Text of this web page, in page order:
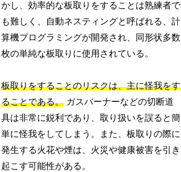
かし、効率的な板取りをすることは熟練者で
も難しく、自動ネスティングと呼ばれる、計
算機プログラミングが開発され、同形状多数
枚の単純な板取りに使用されている。
板取りをすることのリスクは、主に怪我をす
ることである。 ガスバーナーなどの切断道
具は非常に鋭利であり、取り扱いを誤ると簡
単に怪我をしてしまう。また、板取りの際に
発生する火花や煙は、火災や健康被害を引き
起こす可能性がある。